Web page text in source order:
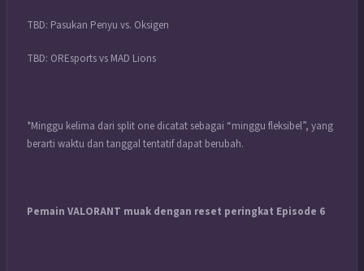
TBD: Pasukan Penyu vs. Oksigen
TBD: OREsports vs MAD Lions
*Minggu kelima dari split one dicatat sebagai “minggu fleksibel”, yang
berarti waktu dan tanggal tentatif dapat berubah.
Pemain VALORANT muak dengan reset peringkat Episode 6